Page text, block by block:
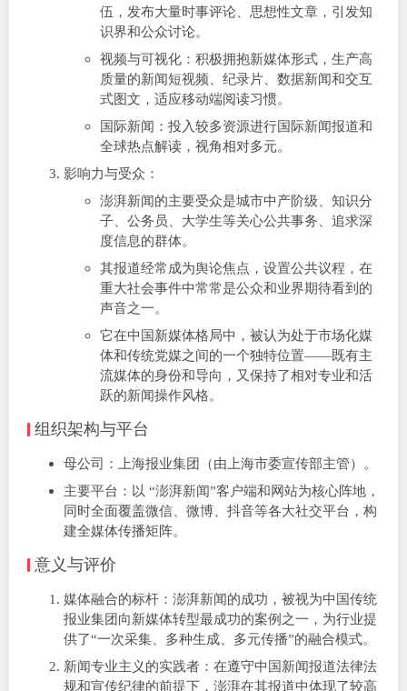
伍，发布大量时事评论、思想性文章，引发知
识界和公众讨论。
视频与可视化：积极拥抱新媒体形式，生产高
质量的新闻短视频、纪录片、数据新闻和交互
式图文，适应移动端阅读习惯。
国际新闻：投入较多资源进行国际新闻报道和
全球热点解读，视角相对多元。
影响力与受众：
澎湃新闻的主要受众是城市中产阶级、知识分
子、公务员、大学生等关心公共事务、追求深
度信息的群体。
其报道经常成为舆论焦点，设置公共议程，在
重大社会事件中常常是公众和业界期待看到的
声音之一。
它在中国新媒体格局中，被认为处于市场化媒
体和传统党媒之间的一个独特位置——既有主
流媒体的身份和导向，又保持了相对专业和活
跃的新闻操作风格。
组织架构与平台
母公司：上海报业集团（由上海市委宣传部主管）。
主要平台：以 “澎湃新闻”客户端和网站为核心阵地，
同时全面覆盖微信、微博、抖音等各大社交平台，构
建全媒体传播矩阵。
意义与评价
媒体融合的标杆：澎湃新闻的成功，被视为中国传统
报业集团向新媒体转型最成功的案例之一，为行业提
供了“一次采集、多种生成、多元传播”的融合模式。
新闻专业主义的实践者：在遵守中国新闻报道法律法
规和宣传纪律的前提下，澎湃在其报道中体现了较高